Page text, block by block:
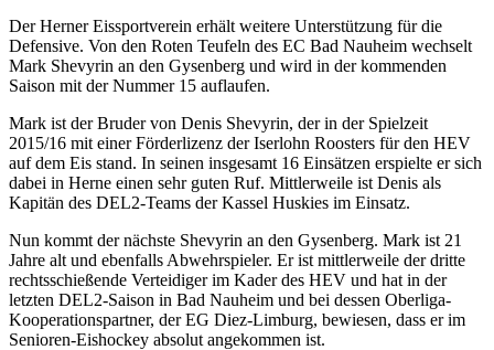
Der Herner Eissportverein erhält weitere Unterstützung für die
Defensive. Von den Roten Teufeln des EC Bad Nauheim wechselt
Mark Shevyrin an den Gysenberg und wird in der kommenden
Saison mit der Nummer 15 auflaufen.
Mark ist der Bruder von Denis Shevyrin, der in der Spielzeit
2015/16 mit einer Förderlizenz der Iserlohn Roosters für den HEV
auf dem Eis stand. In seinen insgesamt 16 Einsätzen erspielte er sich
dabei in Herne einen sehr guten Ruf. Mittlerweile ist Denis als
Kapitän des DEL2-Teams der Kassel Huskies im Einsatz.
Nun kommt der nächste Shevyrin an den Gysenberg. Mark ist 21
Jahre alt und ebenfalls Abwehrspieler. Er ist mittlerweile der dritte
rechtsschießende Verteidiger im Kader des HEV und hat in der
letzten DEL2-Saison in Bad Nauheim und bei dessen Oberliga-
Kooperationspartner, der EG Diez-Limburg, bewiesen, dass er im
Senioren-Eishockey absolut angekommen ist.